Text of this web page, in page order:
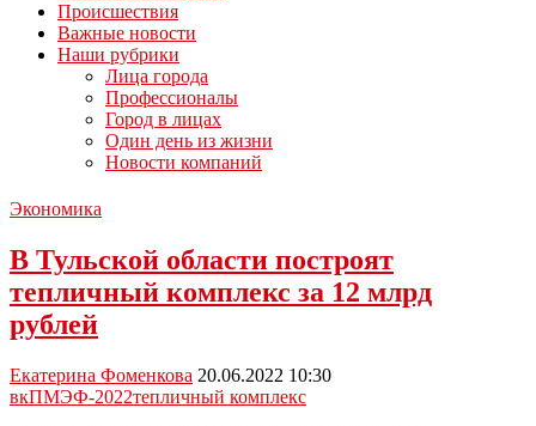
Происшествия
Важные новости
Наши рубрики
Лица города
Профессионалы
Город в лицах
Один день из жизни
Новости компаний
Экономика
В Тульской области построят
тепличный комплекс за 12 млрд
рублей
Екатерина Фоменкова 20.06.2022 10:30
вкПМЭФ-2022тепличный комплекс